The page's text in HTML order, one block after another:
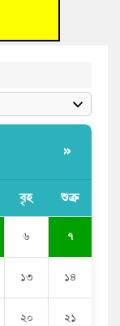
»
বৃহ শুক্র
৬ ৭
১৩ ১৪
২০ ২১